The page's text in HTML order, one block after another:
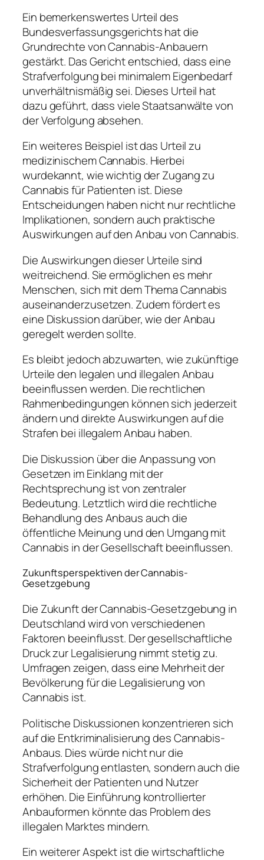
Ein bemerkenswertes Urteil des
Bundesverfassungsgerichts hat die
Grundrechte von Cannabis-Anbauern
gestärkt. Das Gericht entschied, dass eine
Strafverfolgung bei minimalem Eigenbedarf
unverhältnismäßig sei. Dieses Urteil hat
dazu geführt, dass viele Staatsanwälte von
der Verfolgung absehen.
Ein weiteres Beispiel ist das Urteil zu
medizinischem Cannabis. Hierbei
wurdekannt, wie wichtig der Zugang zu
Cannabis für Patienten ist. Diese
Entscheidungen haben nicht nur rechtliche
Implikationen, sondern auch praktische
Auswirkungen auf den Anbau von Cannabis.
Die Auswirkungen dieser Urteile sind
weitreichend. Sie ermöglichen es mehr
Menschen, sich mit dem Thema Cannabis
auseinanderzusetzen. Zudem fördert es
eine Diskussion darüber, wie der Anbau
geregelt werden sollte.
Es bleibt jedoch abzuwarten, wie zukünftige
Urteile den legalen und illegalen Anbau
beeinflussen werden. Die rechtlichen
Rahmenbedingungen können sich jederzeit
ändern und direkte Auswirkungen auf die
Strafen bei illegalem Anbau haben.
Die Diskussion über die Anpassung von
Gesetzen im Einklang mit der
Rechtsprechung ist von zentraler
Bedeutung. Letztlich wird die rechtliche
Behandlung des Anbaus auch die
öffentliche Meinung und den Umgang mit
Cannabis in der Gesellschaft beeinflussen.
Zukunftsperspektiven der Cannabis-
Gesetzgebung
Die Zukunft der Cannabis-Gesetzgebung in
Deutschland wird von verschiedenen
Faktoren beeinflusst. Der gesellschaftliche
Druck zur Legalisierung nimmt stetig zu.
Umfragen zeigen, dass eine Mehrheit der
Bevölkerung für die Legalisierung von
Cannabis ist.
Politische Diskussionen konzentrieren sich
auf die Entkriminalisierung des Cannabis-
Anbaus. Dies würde nicht nur die
Strafverfolgung entlasten, sondern auch die
Sicherheit der Patienten und Nutzer
erhöhen. Die Einführung kontrollierter
Anbauformen könnte das Problem des
illegalen Marktes mindern.
Ein weiterer Aspekt ist die wirtschaftliche